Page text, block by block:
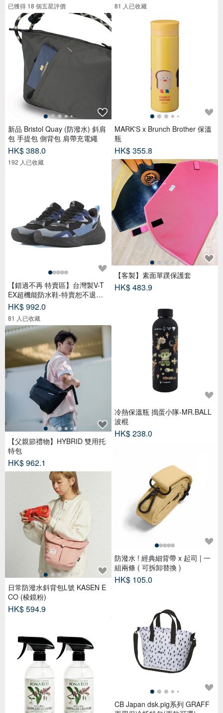
已獲得 18 個五星評價
新品 Bristol Quay (防潑水) 斜肩
包 手提包 側背包 肩帶充電繩
HK$ 388.0
192 人已收藏
【錯過不再 特賣區】台灣製V-T
EX超機能防水鞋-特賣恕不退換
貨
HK$ 992.0
81 人已收藏
【父親節禮物】HYBRID 雙用托
特包
HK$ 962.1
日常防潑水斜背包L號 KASEN E
CO (棱鏡粉)
HK$ 594.9
81 人已收藏
MARK'S x Brunch Brother 保溫
瓶
HK$ 355.8
【客製】素面單蹼保護套
HK$ 483.9
冷熱保溫瓶 搗蛋小隊-MR.BALL
波棍
HK$ 238.0
防潑水 ! 經典細背帶 x 起司 | 一
組兩條 ( 可拆卸替換 )
HK$ 105.0
CB Japan dsk.pig系列 GRAFF